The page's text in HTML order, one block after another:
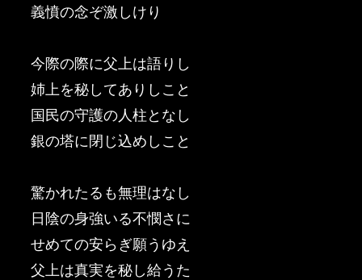
義憤の念ぞ激しけり
今際の際に父上は語りし
姉上を秘してありしこと
国民の守護の人柱となし
銀の塔に閉じ込めしこと
驚かれたるも無理はなし
日陰の身強いる不憫さに
せめての安らぎ願うゆえ
父上は真実を秘し給うた